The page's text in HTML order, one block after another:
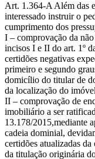
Art. 1.364-A Além das
interessado instruir o
cumprimento dos
I – comprovação da
incisos I e II do art. 1º
certidões negativas
primeiro e segundo
domicílio do titular de
da localização do
II – comprovação de
imobiliário a ser
13.178/2015,mediante
cadeia dominial,
certidões atualizadas
da titulação originária